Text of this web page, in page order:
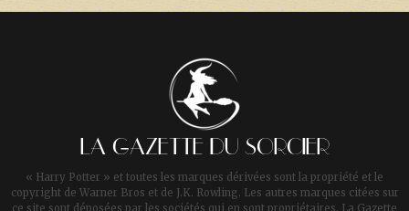
LA GAZETTE DU SORCIER
« Harry Potter » et toutes les marques dérivées sont la propriété et le
copyright de Warner Bros et de J.K. Rowling. Les autres marques citées sur
ce site sont déposées par les sociétés qui en sont propriétaires. La Gazette